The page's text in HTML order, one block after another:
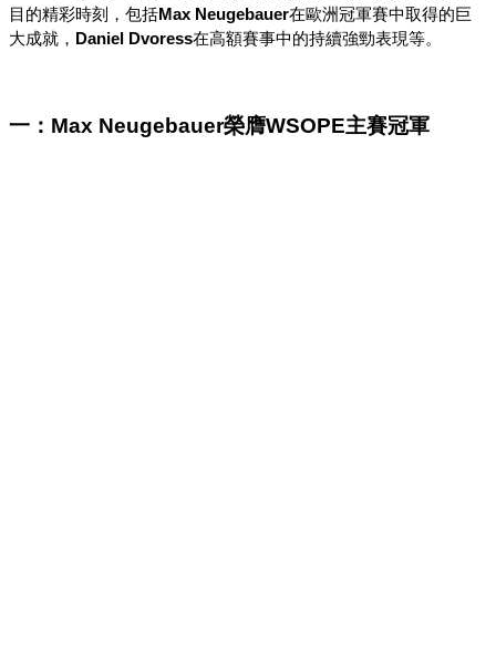
目的精彩時刻，包括Max Neugebauer在歐洲冠軍賽中取得的巨
大成就， Daniel Dvoress在高額賽事中的持續強勁表現等。
一：Max Neugebauer榮膺WSOPE主賽冠軍